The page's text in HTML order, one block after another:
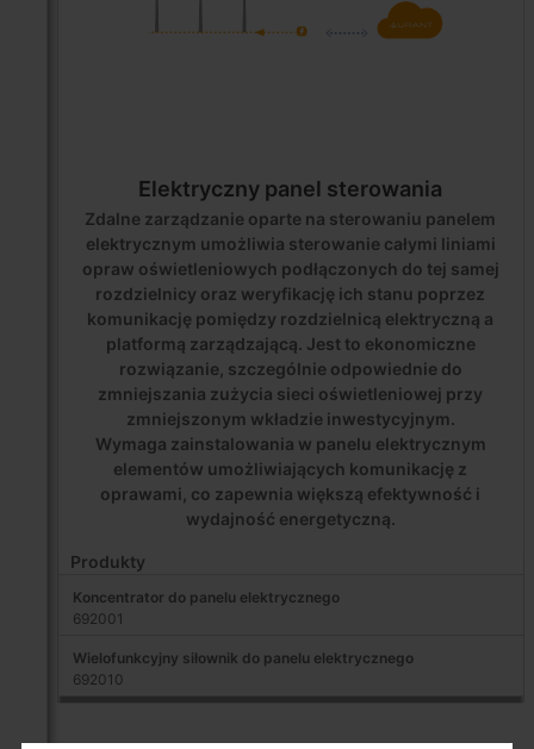
Elektryczny panel sterowania
Zdalne zarządzanie oparte na sterowaniu panelem
elektrycznym umożliwia sterowanie całymi liniami
opraw oświetleniowych podłączonych do tej samej
rozdzielnicy oraz weryfikację ich stanu poprzez
komunikację pomiędzy rozdzielnicą elektryczną a
platformą zarządzającą. Jest to ekonomiczne
rozwiązanie, szczególnie odpowiednie do
zmniejszania zużycia sieci oświetleniowej przy
zmniejszonym wkładzie inwestycyjnym.
Wymaga zainstalowania w panelu elektrycznym
elementów umożliwiających komunikację z
oprawami, co zapewnia większą efektywność i
wydajność energetyczną.
Produkty
Koncentrator do panelu elektrycznego
692001
Wielofunkcyjny siłownik do panelu elektrycznego
692010